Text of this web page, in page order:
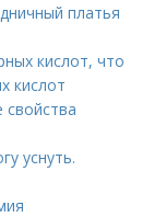
платья
кислот, что
кислот
уснуть.